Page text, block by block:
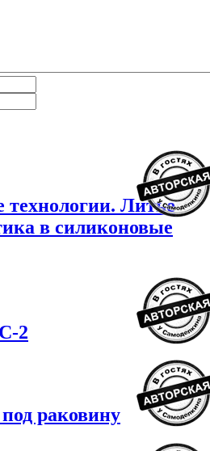
Литье
в силиконовые
2
раковину